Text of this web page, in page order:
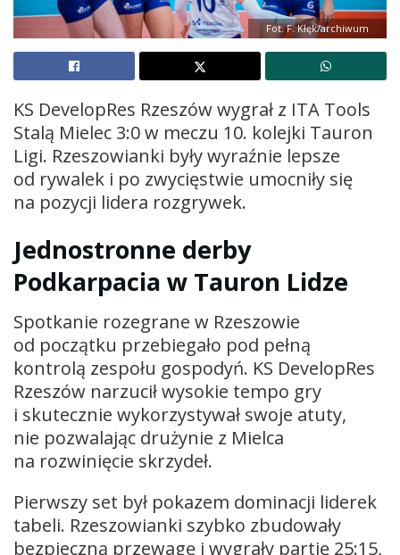
Fot. F. Kłęk/archiwum
KS DevelopRes Rzeszów wygrał z ITA Tools
Stalą Mielec 3:0 w meczu 10. kolejki Tauron
Ligi. Rzeszowianki były wyraźnie lepsze
od rywalek i po zwycięstwie umocniły się
na pozycji lidera rozgrywek.
Jednostronne derby
Podkarpacia w Tauron Lidze
Spotkanie rozegrane w Rzeszowie
od początku przebiegało pod pełną
kontrolą zespołu gospodyń. KS DevelopRes
Rzeszów narzucił wysokie tempo gry
i skutecznie wykorzystywał swoje atuty,
nie pozwalając drużynie z Mielca
na rozwinięcie skrzydeł.
Pierwszy set był pokazem dominacji liderek
tabeli. Rzeszowianki szybko zbudowały
bezpieczną przewagę i wygrały partię 25:15,